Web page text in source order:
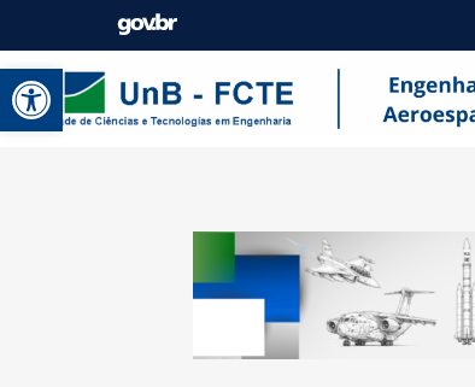
Abrir a barra de ferramentas